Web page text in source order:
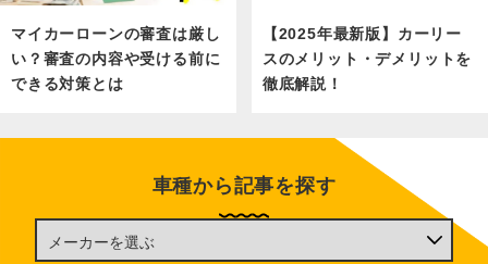
マイカーローンの審査は厳し
い？審査の内容や受ける前に
できる対策とは
【2025年最新版】カーリー
スのメリット・デメリットを
徹底解説！
車種から記事を探す